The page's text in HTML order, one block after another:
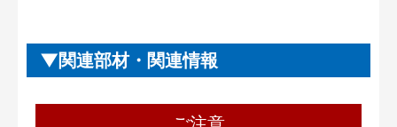
関連部材・関連情報